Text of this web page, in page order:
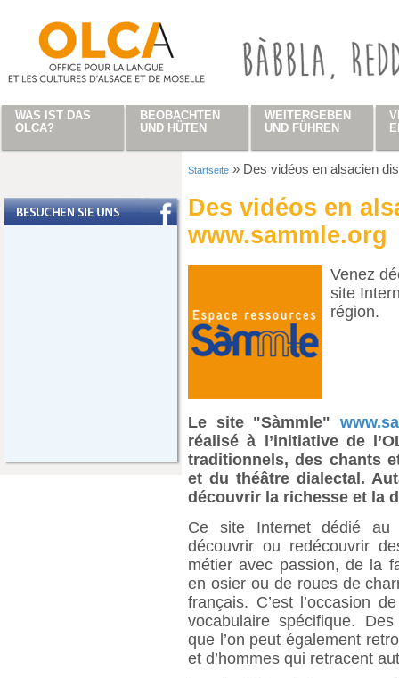
Startseite » Des vidéos en alsacien
Des vidéos en
www.sammle.org
Venez
site
région.
Le site "Sàmmle"
réalisé à l’initiative de
traditionnels, des chants
et du théâtre dialectal.
découvrir la richesse et la
Ce site Internet dédié au
découvrir ou redécouvrir
métier avec passion, de la
en osier ou de roues de
français. C’est l’occasion
vocabulaire spécifique.
que l’on peut également
et d’hommes qui retracent
WAS IST DAS
OLCA?
BEOBACHTEN
UND HÜTEN
WEITERGEBEN
UND FÜHREN